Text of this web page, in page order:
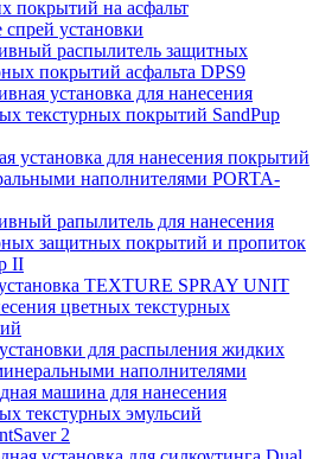
покрытий на асфальт
установки
распылитель защитных
покрытий асфальта DPS9
установка для нанесения
текстурных покрытий SandPup
установка для нанесения покрытий
наполнителями PORTA-
рапылитель для нанесения
защитных покрытий и пропиток
II
TEXTURE SPRAY UNIT
цветных текстурных
для распыления жидких
наполнителями
машина для нанесения
текстурных эмульсий
2